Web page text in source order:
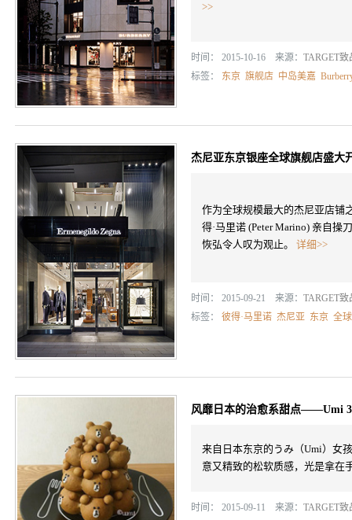
>>
时间： 2015-10-16 来源： TARGET致
标签： 东京 旗舰店 中岛美嘉
杰尼亚东京银座全球旗舰店盛大
作为全球规模最大的杰尼亚店铺
得·马里诺 (Peter Marino) 亲自
恢弘令人叹为观止。 详细>>
时间： 2015-09-21 来源： TARGET致
标签： 彼得·马里诺 杰尼亚 东京 全
风靡日本的治愈系甜点——Umi
来自日本东京的うみ（Umi）女
意又精致的松软质感，光是拿在
时间： 2015-09-11 来源： TARGET致